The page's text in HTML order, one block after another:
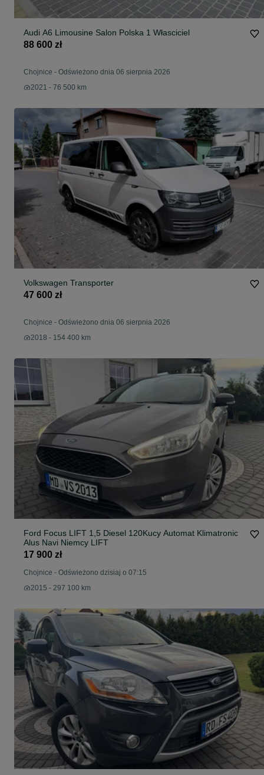
Audi A6 Limousine Salon Polska 1 Własciciel
88 600 zł
Chojnice - Odświeżono dnia 06 sierpnia 2026
2021 - 76 500 km
Volkswagen Transporter
47 600 zł
Chojnice - Odświeżono dnia 06 sierpnia 2026
2018 - 154 400 km
Ford Focus LIFT 1,5 Diesel 120Kucy Automat Klimatronic
Alus Navi Niemcy LIFT
17 900 zł
Chojnice - Odświeżono dzisiaj o 07:15
2015 - 297 100 km